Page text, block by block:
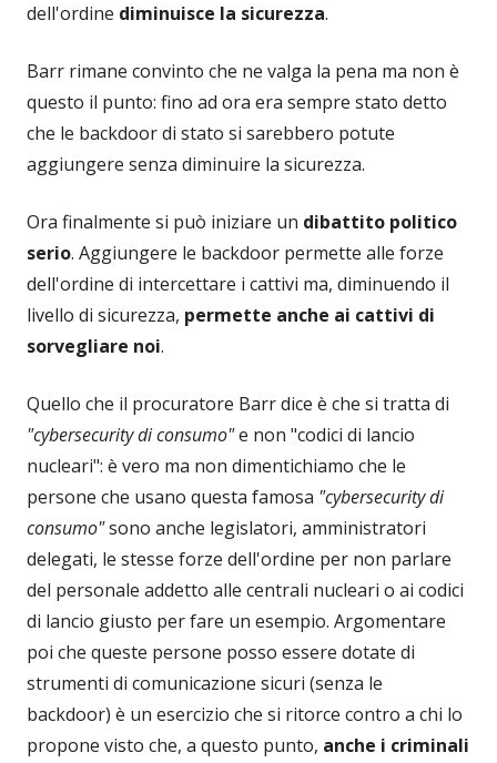
dell'ordine diminuisce la sicurezza.
Barr rimane convinto che ne valga la pena ma non è
questo il punto: fino ad ora era sempre stato detto
che le backdoor di stato si sarebbero potute
aggiungere senza diminuire la sicurezza.
Ora finalmente si può iniziare un dibattito politico
serio. Aggiungere le backdoor permette alle forze
dell'ordine di intercettare i cattivi ma, diminuendo il
livello di sicurezza, permette anche ai cattivi di
sorvegliare noi.
Quello che il procuratore Barr dice è che si tratta di
"cybersecurity di consumo"e non "codici di lancio
nucleari": è vero ma non dimentichiamo che le
persone che usano questa famosa "cybersecurity di
consumo"sono anche legislatori, amministratori
delegati, le stesse forze dell'ordine per non parlare
del personale addetto alle centrali nucleari o ai codici
di lancio giusto per fare un esempio. Argomentare
poi che queste persone posso essere dotate di
strumenti di comunicazione sicuri (senza le
backdoor) è un esercizio che si ritorce contro a chi lo
propone visto che, a questo punto, anche i criminali